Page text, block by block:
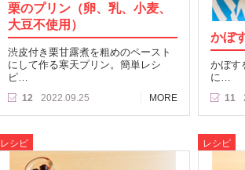
栗のプリン（卵、乳、小麦、
大豆不使用）
渋皮付き栗甘露煮を粗めのペースト
にして作る寒天プリン。簡単レシ
ピ…
12 2022.09.25 MORE
かぼ
かぼす
に…
11
レシピ レシピ